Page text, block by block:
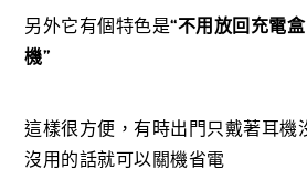
另外它有個特色是“不用放回充電
機”
這樣很方便，有時出門只戴著耳機
沒用的話就可以關機省電